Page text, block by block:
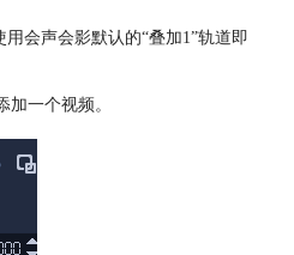
会声会影默认的“叠加1”轨道即
一个视频。